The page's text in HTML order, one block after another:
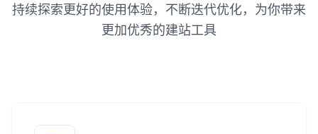
持续探索更好的使用体验，不断迭代优化，为你带来
更加优秀的建站工具